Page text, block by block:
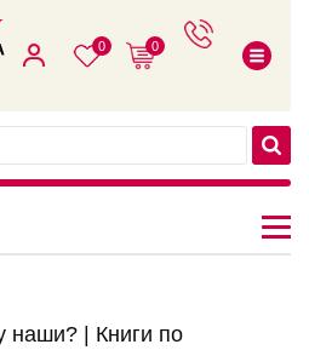
0 0
наши? | Книги по